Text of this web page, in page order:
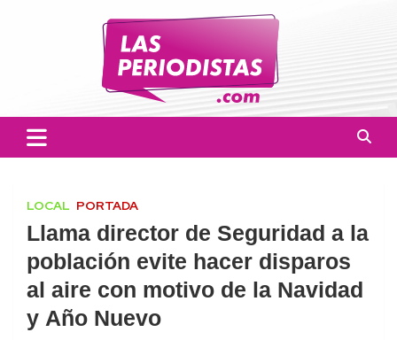
Las Periodistas
informado a la población.
LOCAL PORTADA
Llama director de Seguridad a la
población evite hacer disparos
al aire con motivo de la Navidad
y Año Nuevo